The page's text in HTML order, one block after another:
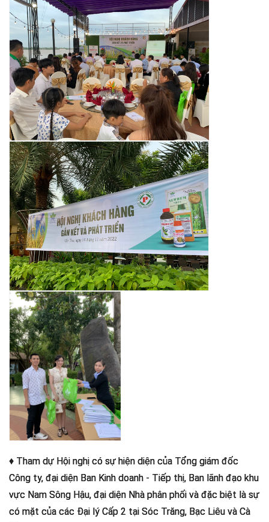
♦ Tham dự Hội nghị có sự hiện diện của Tổng giám đốc
Công ty, đại diện Ban Kinh doanh - Tiếp thị, Ban lãnh đạo khu
vực Nam Sông Hậu, đại diện Nhà phân phối và đặc biệt là sự
có mặt của các Đại lý Cấp 2 tại Sóc Trăng, Bạc Liêu và Cà